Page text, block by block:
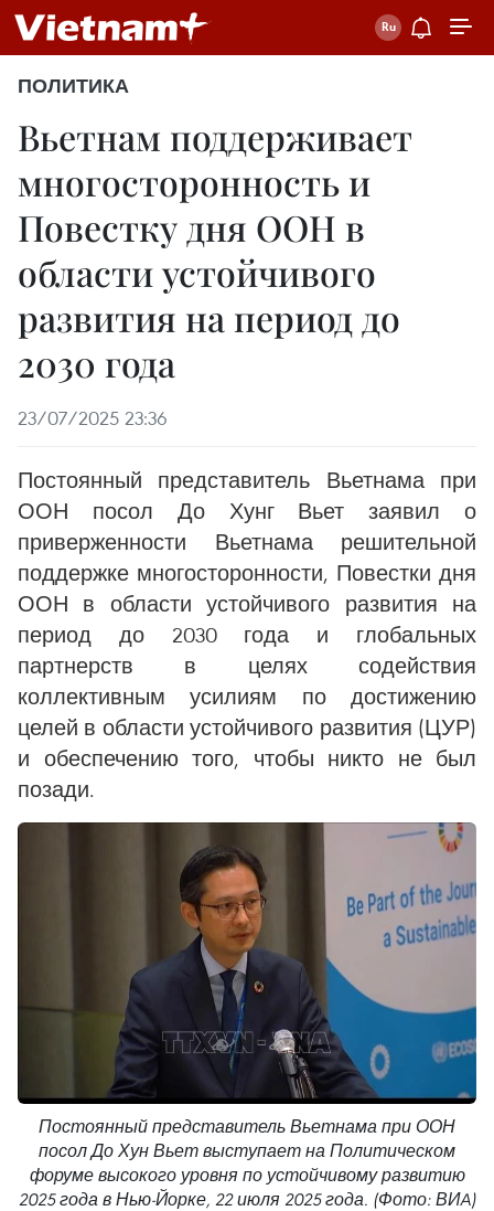
ПОЛИТИКА
Вьетнам поддерживает
многосторонность и
Повестку дня ООН в
области устойчивого
развития на период до
2030 года
23/07/2025 23:36
Постоянный представитель Вьетнама при
ООН посол До Хунг Вьет заявил о
приверженности Вьетнама решительной
поддержке многосторонности, Повестки дня
ООН в области устойчивого развития на
период до 2030 года и глобальных
партнерств в целях содействия
коллективным усилиям по достижению
целей в области устойчивого развития (ЦУР)
и обеспечению того, чтобы никто не был
позади.
Постоянный представитель Вьетнама при ООН
посол До Хун Вьет выступает на Политическом
форуме высокого уровня по устойчивому развитию
2025 года в Нью-Йорке, 22 июля 2025 года. (Фото: ВИA)